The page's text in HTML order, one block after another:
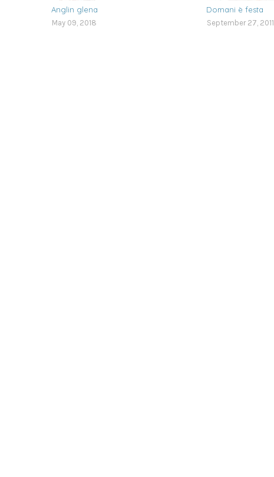
Anglin glena
May 09, 2018
Domani è festa
September 27, 2011